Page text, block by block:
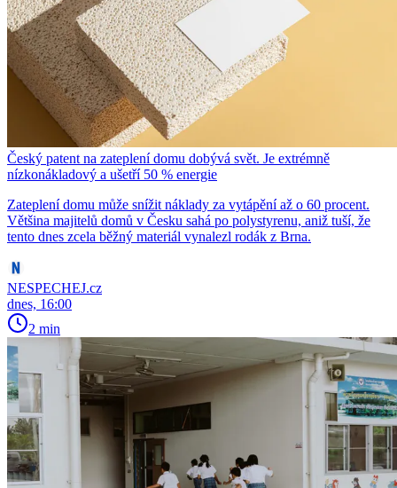
Český patent na zateplení domu dobývá svět. Je extrémně
nízkonákladový a ušetří 50 % energie
Zateplení domu může snížit náklady za vytápění až o 60 procent.
Většina majitelů domů v Česku sahá po polystyrenu, aniž tuší, že
tento dnes zcela běžný materiál vynalezl rodák z Brna.
NESPECHEJ.cz
dnes, 16:00
2 min